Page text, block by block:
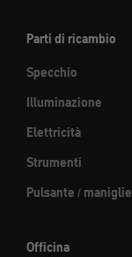
Parti di ricambio
Specchio
Illuminazione
Elettricità
Strumenti
Pulsante / maniglie
Officina